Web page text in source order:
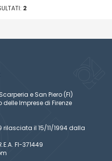
2
e San Piero (FI)
delle Imprese di Firenze
rilasciata il 15/11/1994 dalla
FI-371449